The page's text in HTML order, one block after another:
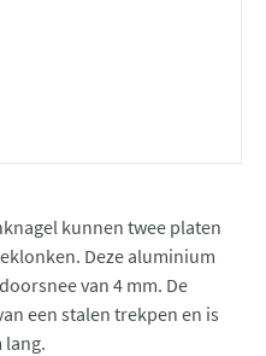
kunnen twee platen
Deze aluminium
van 4 mm. De
een stalen trekpen en is
lang.